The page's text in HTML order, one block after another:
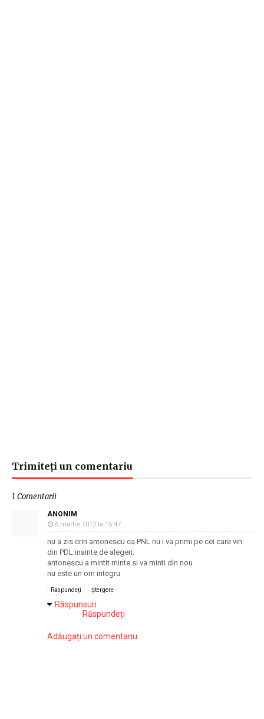
Trimiteți un comentariu
1 Comentarii
ANONIM
6 martie 2012 la 15:47
nu a zis crin antonescu ca PNL nu i va primi pe cei care vin
din PDL inainte de alegeri;
antonescu a mintit minte si va minti din nou
nu este un om integru
Răspundeți Ștergere
Răspunsuri
Răspundeți
Adăugați un comentariu